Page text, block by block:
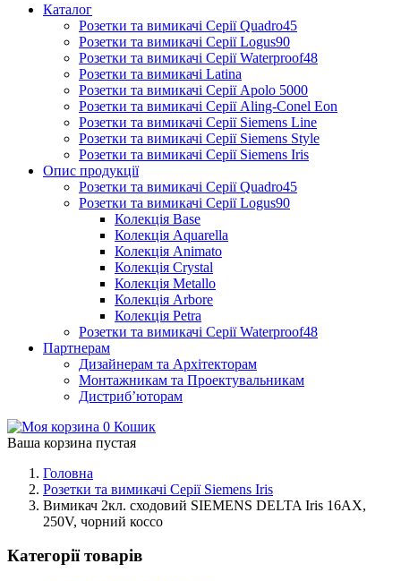
Каталог
Розетки та вимикачі Серії Quadro45
Розетки та вимикачі Серії Logus90
Розетки та вимикачі Серії Waterproof48
Розетки та вимикачі Latina
Розетки та вимикачі Серії Apolo 5000
Розетки та вимикачі Серії Aling-Conel Eon
Розетки та вимикачі Серії Siemens Line
Розетки та вимикачі Серії Siemens Style
Розетки та вимикачі Серії Siemens Iris
Опис продукції
Розетки та вимикачі Серії Quadro45
Розетки та вимикачі Серії Logus90
Колекція Base
Колекція Aquarella
Колекція Animato
Колекція Crystal
Колекція Metallo
Колекція Arbore
Колекція Petra
Розетки та вимикачі Серії Waterproof48
Партнерам
Дизайнерам та Архітекторам
Монтажникам та Проектувальникам
Дистриб’юторам
0 Кошик
Ваша корзина пустая
Головна
Розетки та вимикачі Серії Siemens Iris
Вимикач 2кл. сходовий SIEMENS DELTA Iris 16АХ,
250V, чорний коссо
Категорії товарів